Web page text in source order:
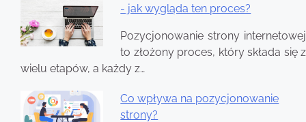
- jak wygląda ten proces?
Pozycjonowanie strony internetowej
to złożony proces, który składa się z
wielu etapów, a każdy z…
Co wpływa na pozycjonowanie
strony?